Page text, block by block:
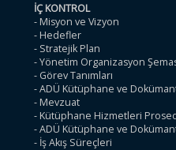
İÇ KONTROL
- Misyon ve Vizyon
- Hedefler
- Stratejik Plan
- Yönetim Organizasyon
- Görev Tanımları
- ADÜ Kütüphane ve
- Mevzuat
- Kütüphane Hizmetleri
- ADÜ Kütüphane ve
- İş Akış Süreçleri